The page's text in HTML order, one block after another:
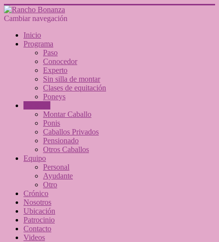
Cambiar navegación
Inicio
Programa
Paso
Conocedor
Experto
Sin silla de montar
Clases de equitación
Poneys
Montar Caballo
Ponis
Caballos Privados
Pensionado
Otros Caballos
Equipo
Personal
Ayudante
Otro
Crónico
Nosotros
Ubicación
Patrocinio
Contacto
Videos